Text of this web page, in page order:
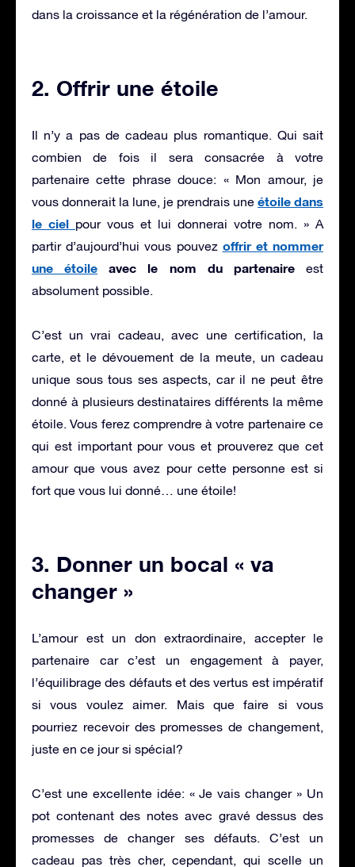
dans la croissance et la régénération de l’amour.
2. Offrir une étoile
Il n’y a pas de cadeau plus romantique. Qui sait
combien de fois il sera consacrée à votre
partenaire cette phrase douce: « Mon amour, je
vous donnerait la lune, je prendrais une étoile dans
le ciel pour vous et lui donnerai votre nom. » A
partir d’aujourd’hui vous pouvez offrir et nommer
une étoile avec le nom du partenaireest
absolument possible.
C’est un vrai cadeau, avec une certification, la
carte, et le dévouement de la meute, un cadeau
unique sous tous ses aspects, car il ne peut être
donné à plusieurs destinataires différents la même
étoile. Vous ferez comprendre à votre partenaire ce
qui est important pour vous et prouverez que cet
amour que vous avez pour cette personne est si
fort que vous lui donné… une étoile!
3. Donner un bocal « va
changer »
L’amour est un don extraordinaire, accepter le
partenaire car c’est un engagement à payer,
l’équilibrage des défauts et des vertus est impératif
si vous voulez aimer. Mais que faire si vous
pourriez recevoir des promesses de changement,
juste en ce jour si spécial?
C’est une excellente idée: « Je vais changer » Un
pot contenant des notes avec gravé dessus des
promesses de changer ses défauts. C’est un
cadeau pas très cher, cependant, qui scelle un